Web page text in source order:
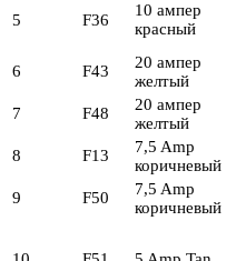
5 F36
10 ампер
красный
6
F43
20 ампер
желтый
7 F48
20 ампер
желтый
8
F13
7,5 Amp
коричневый
9
F50
7,5 Amp
коричневый